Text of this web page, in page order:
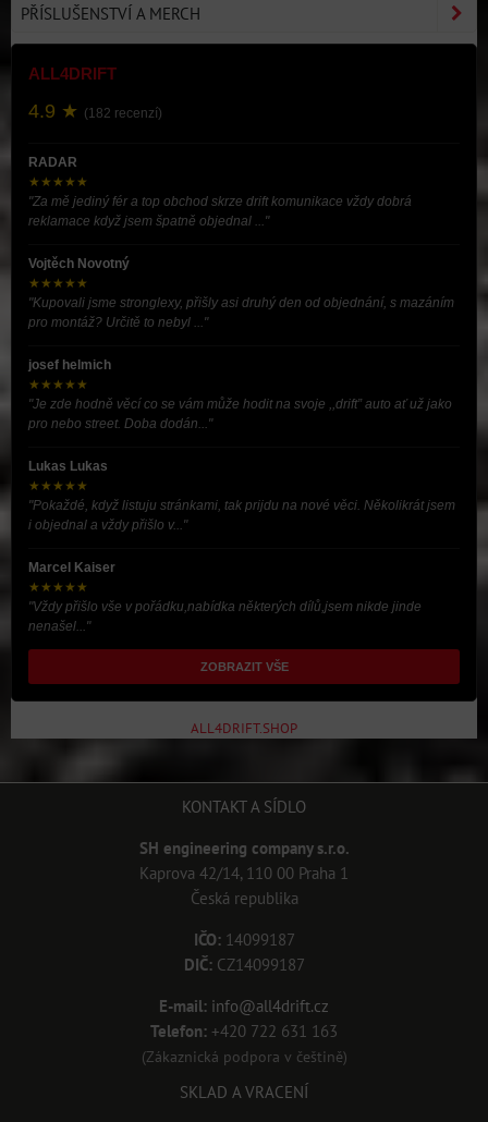
PŘÍSLUŠENSTVÍ A MERCH
ALL4DRIFT
4.9 ★ (182 recenzí)
RADAR
★★★★★
"Za mě jediný fér a top obchod skrze drift komunikace vždy dobrá
reklamace když jsem špatně objednal ..."
Vojtěch Novotný
★★★★★
"Kupovali jsme stronglexy, přišly asi druhý den od objednání, s mazáním
pro montáž? Určitě to nebyl ..."
josef helmich
★★★★★
"Je zde hodně věcí co se vám může hodit na svoje ,,drift” auto ať už jako
pro nebo street. Doba dodán..."
Lukas Lukas
★★★★★
"Pokaždé, když listuju stránkami, tak prijdu na nové věci. Několikrát jsem
i objednal a vždy přišlo v..."
Marcel Kaiser
★★★★★
"Vždy přišlo vše v pořádku,nabídka některých dílů,jsem nikde jinde
nenašel..."
ZOBRAZIT VŠE
ALL4DRIFT.SHOP
KONTAKT A SÍDLO
SH engineering company s.r.o.
Kaprova 42/14, 110 00 Praha 1
Česká republika
IČO:14099187
DIČ:CZ14099187
E-mail: info@all4drift.cz
Telefon: +420 722 631 163
(Zákaznická podpora v češtině)
SKLAD A VRACENÍ